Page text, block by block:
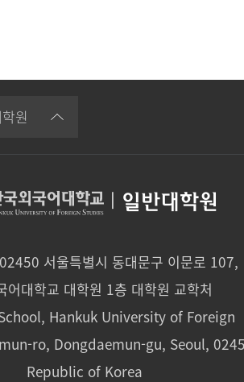
원
일반대학원
02450 서울특별시 동대문구 이문로 107,
어대학교 대학원 1층 대학원 교학처
Hankuk University of Foreign
ro, Dongdaemun-gu, Seoul,
Republic of Korea